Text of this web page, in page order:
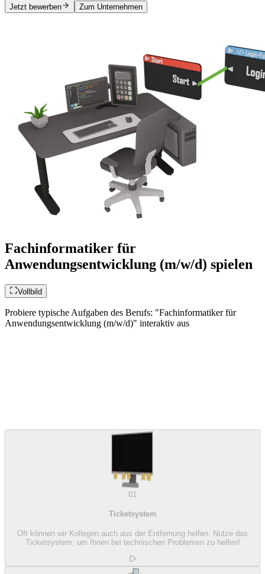
Jetzt bewerben Zum Unternehmen
Fachinformatiker für
Anwendungsentwicklung (m/w/d) spielen
Vollbild
Probiere typische Aufgaben des Berufs: "Fachinformatiker für
Anwendungsentwicklung (m/w/d)" interaktiv aus
01
Ticketsystem
Oft können wir Kollegen auch aus der Entfernung helfen. Nutze das
Ticketsystem, um Ihnen bei technischen Problemen zu helfen!